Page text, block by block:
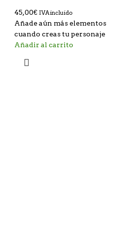
45,00€ IVA incluido
Añade aún más elementos
cuando creas tu personaje
Añadir al carrito